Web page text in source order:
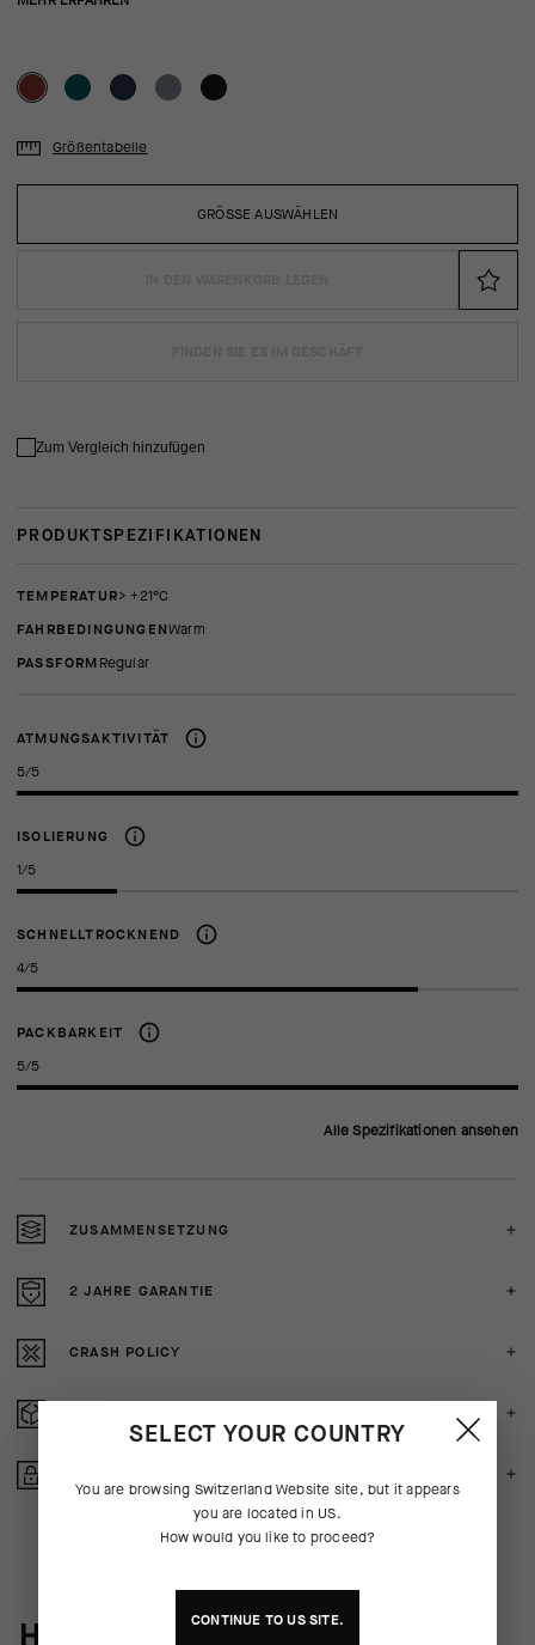
GRÖSSE AUSWÄHLEN
Größentabelle
Zum Vergleich hinzufügen
PRODUKTSPEZIFIKATIONEN
TEMPERATUR
> +21°C
FAHRBEDINGUNGEN
Warm
PASSFORM regular
ATMUNGSAKTIVITÄT
5/5
ISOLIERUNG
1/5
SCHNELLTROCKNEND
4/5
PACKBARKEIT
5/5
Alle Spezifikationen ansehen
ZUSAMMENSETZUNG
2 JAHRE GARANTIE
CRASH POLICY
HINTER DEN
SELECT YOUR COUNTRY
You are browsing Switzerland Website site, but it appears
you are located in US.
How would you like to proceed?
CONTINUE TOUSSITE.